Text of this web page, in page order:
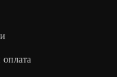
оплата